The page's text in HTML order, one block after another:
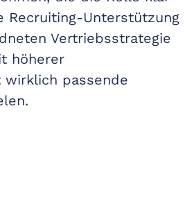
Recruiting-Unterstützung
Vertriebsstrategie
höherer
wirklich passende